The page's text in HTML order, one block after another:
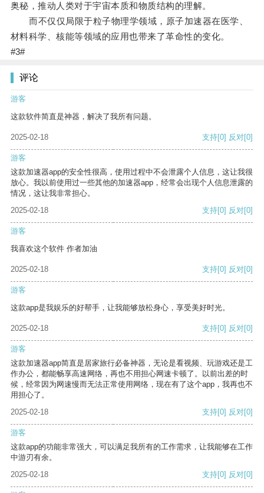
奥秘，推动人类对于宇宙本质和物质结构的理解。
而不仅仅局限于粒子物理学领域，原子加速器在医学、
材料科学、核能等领域的应用也带来了革命性的变化。
#3#
评论
游客
这款软件简直是神器，解决了我所有问题。
2025-02-18 支持[0] 反对[0]
游客
这款加速器app的安全性很高，使用过程中不会泄露个人信息，这让我很
放心。我以前使用过一些其他的加速器app，经常会出现个人信息泄露的
情况，这让我非常担心。
2025-02-18
支持[0] 反对[0]
游客
我喜欢这个软件 作者加油
2025-02-18 支持[0] 反对[0]
游客
这款app是我娱乐的好帮手，让我能够放松身心，享受美好时光。
2025-02-18 支持[0] 反对[0]
游客
这款加速器app简直是居家旅行必备神器，无论是看视频、玩游戏还是工
作办公，都能畅享高速网络，再也不用担心网速卡顿了。以前出差的时
候，经常因为网速慢而无法正常使用网络，现在有了这个app，我再也不
用担心了。
2025-02-18
支持[0] 反对[0]
游客
这款app的功能非常强大，可以满足我所有的工作需求，让我能够在工作
中游刃有余。
2025-02-18
支持[0] 反对[0]